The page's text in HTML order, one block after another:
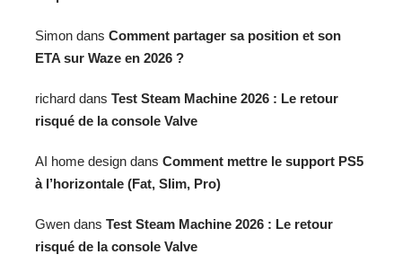
Simon dans Comment partager sa position et son
ETA sur Waze en 2026 ?
richard dans Test Steam Machine 2026 : Le retour
risqué de la console Valve
AI home design dans Comment mettre le support PS5
à l’horizontale (Fat, Slim, Pro)
Gwen dans Test Steam Machine 2026 : Le retour
risqué de la console Valve